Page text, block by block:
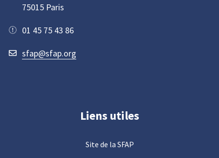
75015 Paris
01 45 75 43 86
sfap@sfap.org
Liens utiles
Site de la SFAP